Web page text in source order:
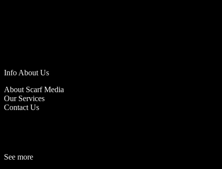
Info About Us
About Scarf Media
Our Services
Contact Us
See more